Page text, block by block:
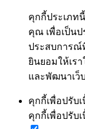
คุกกี้ประเภท
คุณ เพื่อเป็น
ประสบการณ์
ยินยอมให้เร
และพัฒนาเว็
คุกกี้เพื่อปรับ
คุกกี้เพื่อปรับ